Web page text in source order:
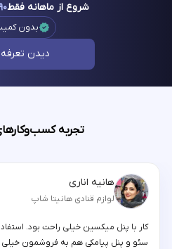
شروع از ماهانه فقط
بدون
دیدن
تجربه
هانیه اناری
لوازم قنادی هانیتا شاپ
کار با پنل میکسین خیلی راحت بود.
سئو و پنل پیامکی هم به فروشمون خیلی